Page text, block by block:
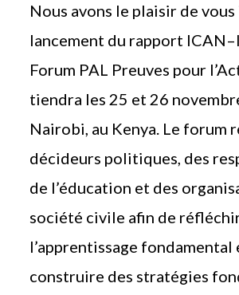
Nous avons le plaisir de
lancement du rapport
Forum PAL Preuves pour
tiendra les 25 et 26
Nairobi, au Kenya. Le forum
décideurs politiques, des
de l’éducation et des
société civile afin de
l’apprentissage fondamental
construire des stratégies